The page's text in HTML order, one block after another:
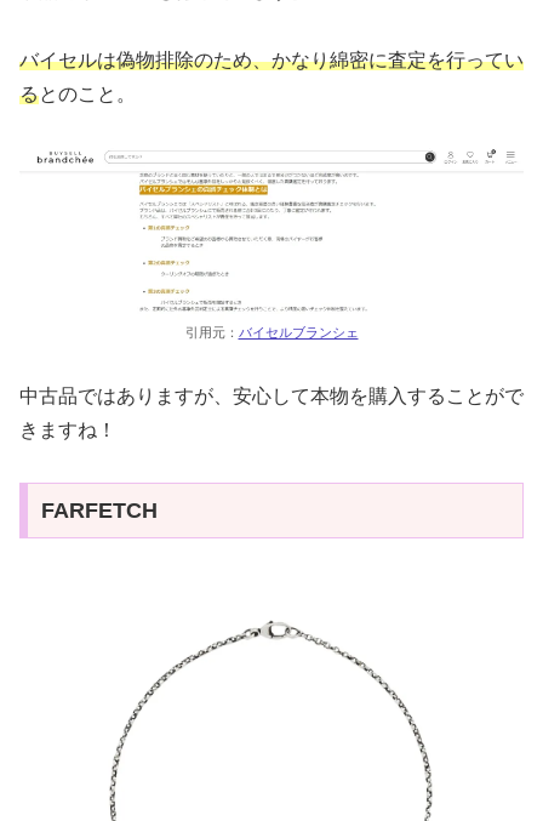
バイセルは偽物排除のため、かなり綿密に査定を行ってい
るとのこと。
引用元： バイセルブランシェ
中古品ではありますが、安心して本物を購入することがで
きますね！
FARFETCH